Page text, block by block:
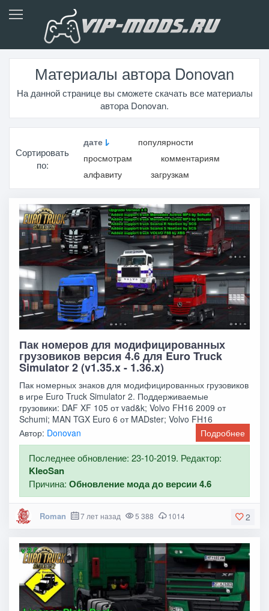
Материалы автора Donovan
На данной странице вы сможете скачать все материалы
автора Donovan.
Сортировать
по:
дате
популярности
просмотрам
комментариям
алфавиту
загрузкам
Пак номеров для модифицированных
грузовиков версия 4.6 для Euro Truck
Simulator 2 (v1.35.x - 1.36.x)
Пак номерных знаков для модифицированных грузовиков
в игре Euro Truck Simulator 2. Поддерживаемые
грузовики: DAF XF 105 от vad&k; Volvo FH16 2009 от
Schumi; MAN TGX Euro 6 от MADster; Volvo FH16
Автор: Donovan Подробнее
Последнее обновление: 23-10-2019. Редактор:
KleoSan
Причина:Обновление мода до версии 4.6
2
Roman 7 лет назад 5 388 1014